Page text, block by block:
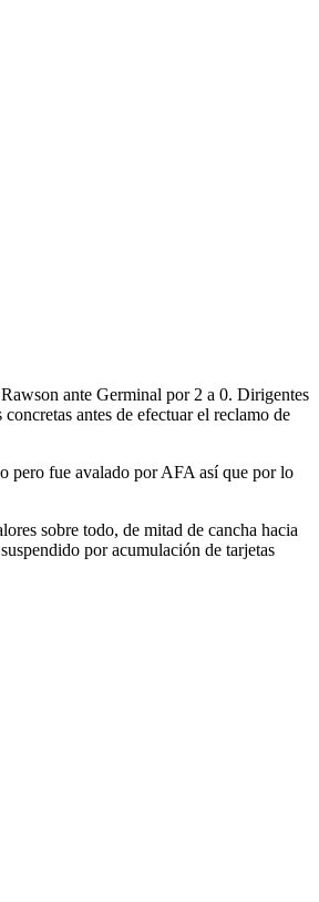
ante Germinal por 2 a 0. Dirigentes
antes de efectuar el reclamo de
pero fue avalado por AFA así que por lo
sobre todo, de mitad de cancha hacia
por acumulación de tarjetas